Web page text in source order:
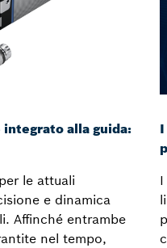
alla guida:
le attuali
e dinamica
Affinché entrambe
nel tempo,
I